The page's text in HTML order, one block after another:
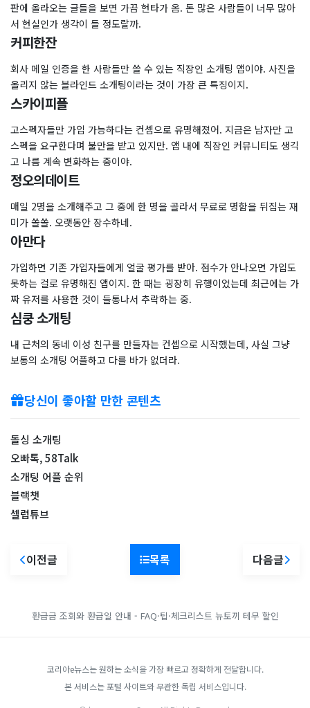
판에 올라오는 글들을 보면 가끔 현타가 옴. 돈 많은 사람들이 너무 많아
서 현실인가 생각이 들 정도랄까.
커피한잔
회사 메일 인증을 한 사람들만 쓸 수 있는 직장인 소개팅 앱이야. 사진을
올리지 않는 블라인드 소개팅이라는 것이 가장 큰 특징이지.
스카이피플
고스펙자들만 가입 가능하다는 컨셉으로 유명해졌어. 지금은 남자만 고
스펙을 요구한다며 불만을 받고 있지만. 앱 내에 직장인 커뮤니티도 생긱
고 나름 계속 변화하는 중이야.
정오의데이트
매일 2명을 소개해주고 그 중에 한 명을 골라서 무료로 명함을 뒤집는 재
미가 쏠쏠. 오랫동안 장수하네.
아만다
가입하면 기존 가입자들에게 얼굴 평가를 받아. 점수가 안나오면 가입도
못하는 걸로 유명해진 앱이지. 한 때는 굉장히 유행이었는데 최근에는 가
짜 유저를 사용한 것이 들통나서 추락하는 중.
심쿵 소개팅
내 근처의 동네 이성 친구를 만들자는 컨셉으로 시작했는데, 사실 그냥
보통의 소개팅 어플하고 다를 바가 없더라.
당신이 좋아할 만한 콘텐츠
돌싱 소개팅
오빠톡, 58Talk
소개팅 어플 순위
블랙챗
셀럽튜브
이전글 목록 다음글
환급금 조회와 환급일 안내 - FAQ·팁·체크리스트 뉴토끼 테무 할인
코리아e뉴스는 원하는 소식을 가장 빠르고 정확하게 전달합니다.
본 서비스는 포털 사이트와 무관한 독립 서비스입니다.